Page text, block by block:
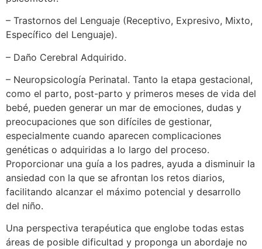
– Trastornos del Lenguaje (Receptivo, Expresivo, Mixto,
Específico del Lenguaje).
– Daño Cerebral Adquirido.
– Neuropsicología Perinatal. Tanto la etapa gestacional,
como el parto, post-parto y primeros meses de vida del
bebé, pueden generar un mar de emociones, dudas y
preocupaciones que son difíciles de gestionar,
especialmente cuando aparecen complicaciones
genéticas o adquiridas a lo largo del proceso.
Proporcionar una guía a los padres, ayuda a disminuir la
ansiedad con la que se afrontan los retos diarios,
facilitando alcanzar el máximo potencial y desarrollo
del niño.
Una perspectiva terapéutica que englobe todas estas
áreas de posible dificultad y proponga un abordaje no